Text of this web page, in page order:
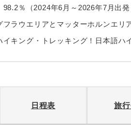
％（2024年6月～2026年7月出発
ラウエリアとマッターホルンエリ
キング・トレッキング！日本語ハ
日程表 旅